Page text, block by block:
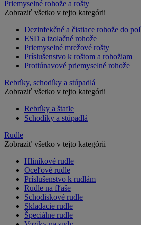
Priemyselné rohože a rošty
Zobraziť všetko v tejto kategórii
Dezinfekčné a čistiace rohože do
ESD a izolačné rohože
Priemyselné mrežové rošty
Príslušenstvo k roštom a rohožiam
Protiúnavové priemyselné rohože
Rebríky, schodíky a stúpadlá
Zobraziť všetko v tejto kategórii
Rebríky a štafle
Schodíky a stúpadlá
Rudle
Zobraziť všetko v tejto kategórii
Hliníkové rudle
Oceľové rudle
Príslušenstvo k rudlám
Rudle na fľaše
Schodiskové rudle
Skladacie rudle
Špeciálne rudle